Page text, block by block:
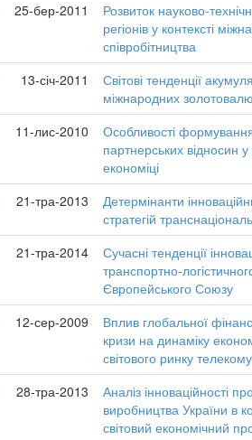
25-бер-2011
Розвиток науково-
регіонів у контексті
співробітництва
13-січ-2011
Світові тенденції
міжнародних
11-лис-2010
Особливості
партнерських відносин у
економіці
21-тра-2013
Детермінанти
стратегій
21-тра-2014
Сучасні тенденції
транспортно-
Європейського Союзу
12-сер-2009
Вплив глобальної
кризи на динаміку
світового ринку
28-тра-2013
Аналіз інноваційності
виробництва України в
світовий економічний